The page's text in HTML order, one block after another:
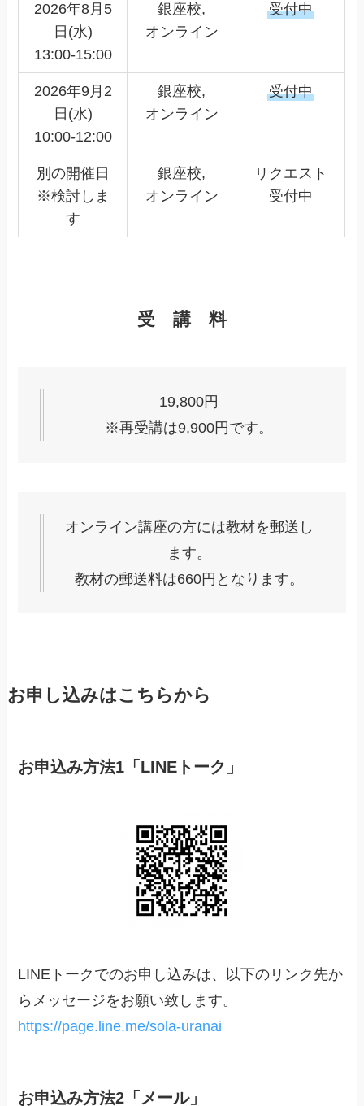
2026年8月5
日(水)
13:00-15:00
銀座校,
オンライン
受付中
2026年9月2
日(水)
10:00-12:00
銀座校,
オンライン
受付中
別の開催日
※検討しま
す
銀座校,
オンライン
リクエスト
受付中
受 講 料
19,800円
※再受講は9,900円です。
オンライン講座の方には教材を郵送し
ます。
教材の郵送料は660円となります。
お申し込みはこちらから
お申込み方法1「LINEトーク」
LINEトークでのお申し込みは、以下のリンク先か
らメッセージをお願い致します。
https://page.line.me/sola-uranai
お申込み方法2「メール」